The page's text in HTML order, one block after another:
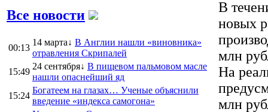
Все новости
00:13
14 марта↓ В Англии нашли «виновника»
отравления Скрипалей
15:49
24 сентября↓ В пищевом пальмовом масле
нашли опаснейший яд
15:24
Богатеем на глазах… Ученые объяснили
введение «индекса самогона»
В
новых
млн
На
млн